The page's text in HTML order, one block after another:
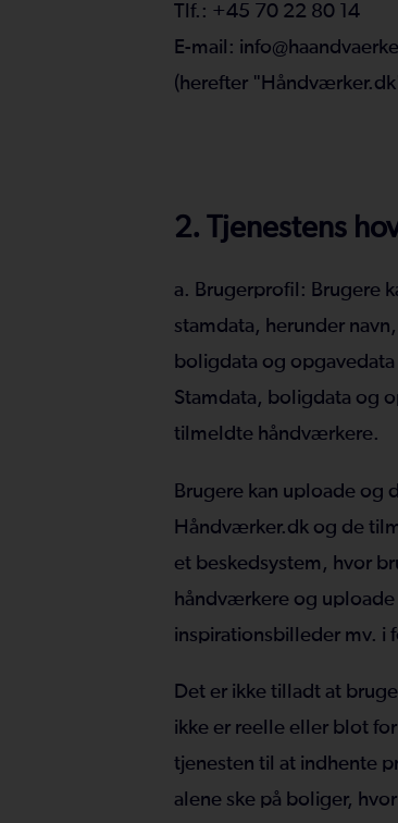
Tlf.: +45 70 22 80 14
E-mail:
(herefter
2. Tjenestens
a. Brugerprofil: Brugere
stamdata, herunder
boligdata og
Stamdata, boligdata og
tilmeldte håndværkere.
Brugere kan uploade og
Håndværker.dk og de
et beskedsystem, hvor
håndværkere og
inspirationsbilleder mv. i
Det er ikke tilladt at
ikke er reelle eller blot
tjenesten til at indhente
alene ske på boliger,